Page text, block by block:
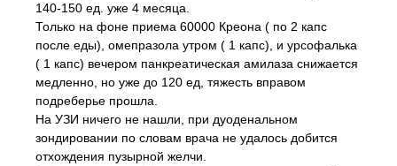
140-150 ед. уже 4 месяца.
Только на фоне приема 60000 Креона ( по 2 капс
после еды), омепразола утром ( 1 капс), и урсофалька
( 1 капс) вечером панкреатическая амилаза снижается
медленно, но уже до 120 ед, тяжесть вправом
подреберье прошла.
На УЗИ ничего не нашли, при дуоденальном
зондировании по словам врача не удалось добится
отхождения пузырной желчи.